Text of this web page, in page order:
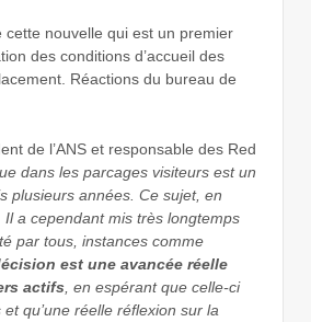
cette nouvelle qui est un premier
des conditions d’accueil des
Réactions du bureau de
de l’ANS et responsable des Red
dans les parcages visiteurs est un
plusieurs années. Ce sujet, en
Il a cependant mis très longtemps
par tous, instances comme
est une avancée réelle
actifs , en espérant que celle-ci
et qu’une réelle réflexion sur la